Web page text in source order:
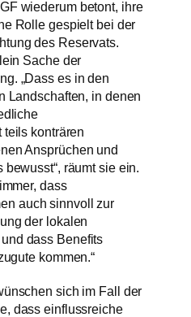
wiederum betont, ihre
Rolle gespielt bei der
des Reservats.
Sache der
„Dass es in den
Landschaften, in denen
teils konträren
Ansprüchen und
räumt sie ein.
dass
auch sinnvoll zur
der lokalen
dass Benefits
kommen.“
sich im Fall der
dass einflussreiche